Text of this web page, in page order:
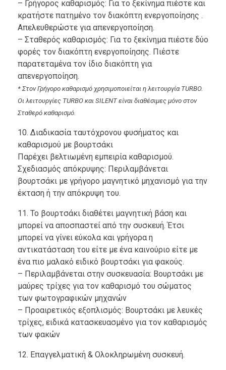
– Γρήγορος καθαρισμός: Για το ξεκίνημα πιέστε και
κρατήστε πατημένο τον διακόπτη ενεργοποίησης .
Απελευθερώστε για απενεργοποίηση.
– Σταθερός καθαρισμός: Για το ξεκίνημα πιέστε δύο
φορές τον διακόπτη ενεργοποίησης. Πιέστε
παρατεταμένα τον ίδιο διακόπτη για
απενεργοποίηση.
* Στον Γρήγορο καθαρισμό χρησιμοποιείται η λειτουργία TURBO.
Οι λειτουργίες TURBO και SILENT είναι διαθέσιμες μόνο στον
Σταθερό καθαρισμό.
10. Διαδικασία ταυτόχρονου φυσήματος και
καθαρισμού με βουρτσάκι
Παρέχει βελτιωμένη εμπειρία καθαρισμού.
Σχεδιασμός απόκρυψης: Περιλαμβάνεται
βουρτσάκι με γρήγορο μαγνητικό μηχανισμό για την
έκταση ή την απόκρυψη του.
11. Το βουρτσάκι διαθέτει μαγνητική βάση και
μπορεί να αποσπαστεί από την συσκευή. Έτσι
μπορεί να γίνει εύκολα και γρήγορα η
αντικατάσταση του είτε με ένα καινούριο είτε με
ένα πιο μαλακό ειδικό βουρτσάκι για φακούς.
– Περιλαμβάνεται στην συσκευασία: Βουρτσάκι με
μαύρες τρίχες για τον καθαρισμό του σώματος
των φωτογραφικών μηχανών
– Προαιρετικός εξοπλισμός: Βουρτσάκι με λευκές
τρίχες, ειδικά κατασκευασμένο για τον καθαρισμός
των φακών
12. Επαγγελματική & Ολοκληρωμένη συσκευή.